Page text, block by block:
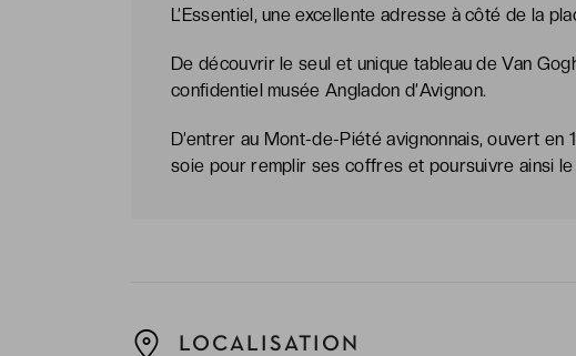
L’Essentiel, une excellente adresse à côté de la
De découvrir le seul et unique tableau de Van
confidentiel musée Angladon d’Avignon.
D’entrer au Mont-de-Piété avignonnais, ouvert en
soie pour remplir ses coffres et poursuivre ainsi
LOCALISATION